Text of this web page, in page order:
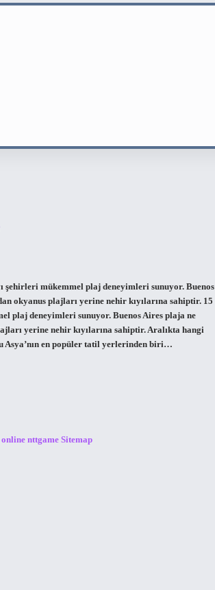
şehirleri mükemmel plaj deneyimleri sunuyor. Buenos
okyanus plajları yerine nehir kıyılarına sahiptir. 15
plaj deneyimleri sunuyor. Buenos Aires plaja ne
yerine nehir kıyılarına sahiptir. Aralıkta hangi
Asya’nın en popüler tatil yerlerinden biri…
nttgame Sitemap